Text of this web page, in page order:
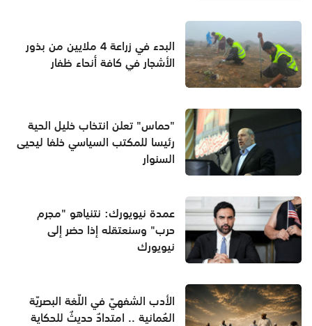
البدء في زراعة 4 ملايين من بذور
الأشجار في كافة أنحاء ظفار
"حماس" تعلن انتخاب خليل الحية
رئيسا للمكتب السياسي خلفا ليحيى
السنوار
عمدة نيويورك: نتنياهو "مجرم
حرب" وسنعتقله إذا حضر إلى
نيويورك
الأدب الشفهيّ في اللّغة البصريّة
العُمانية .. امتدادٌ حديثٌ للحكاية